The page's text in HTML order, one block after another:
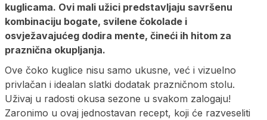
kuglicama. Ovi mali užici predstavljaju savršenu
kombinaciju bogate, svilene čokolade i
osvježavajućeg dodira mente, čineći ih hitom za
praznična okupljanja.
Ove čoko kuglice nisu samo ukusne, već i vizuelno
privlačan i idealan slatki dodatak prazničnom stolu.
Uživaj u radosti okusa sezone u svakom zalogaju!
Zaronimo u ovaj jednostavan recept, koji će razveseliti